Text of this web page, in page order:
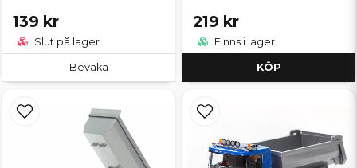
139 kr
Slut på lager
Bevaka
219 kr
Finns i lager
KÖP